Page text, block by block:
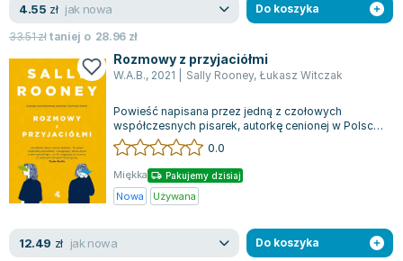
4.55 zł jak nowa
33.51złtaniej o 28.96 zł
Do koszyka
Rozmowy z przyjaciółmi
W.A.B., 2021 Sally Rooney, Łukasz Witczak
Powieść napisana przez jedną z czołowych
współczesnych pisarek, autorkę cenionej w Polsce
książki "Normalni ludzie". Akcja toczy s...
0.0
Miękka Pakujemy dzisiaj
Nowa Używana
12.49 zł jak nowa Do koszyka